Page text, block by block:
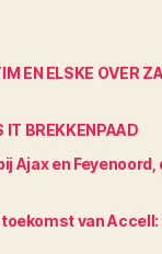
EN ELSKE OVER
IT BREKKENPAAD
Ajax en
van Accell: